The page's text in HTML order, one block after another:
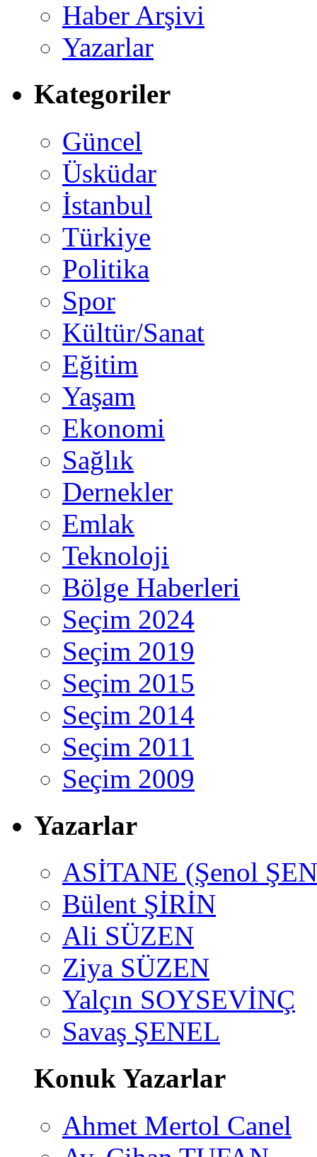
Haber Arşivi
Yazarlar
Kategoriler
Güncel
Üsküdar
İstanbul
Türkiye
Politika
Spor
Kültür/Sanat
Eğitim
Yaşam
Ekonomi
Sağlık
Dernekler
Emlak
Teknoloji
Bölge Haberleri
Seçim 2024
Seçim 2019
Seçim 2015
Seçim 2014
Seçim 2011
Seçim 2009
Yazarlar
ASİTANE (Şenol
Bülent ŞİRİN
Ali SÜZEN
Ziya SÜZEN
Yalçın SOYSEVİNÇ
Savaş ŞENEL
Konuk Yazarlar
Ahmet Mertol Canel